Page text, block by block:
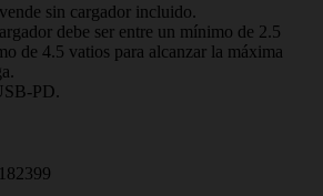
sin cargador incluido.
debe ser entre un mínimo de 2.5
de 4.5 vatios para alcanzar la máxima
PD.